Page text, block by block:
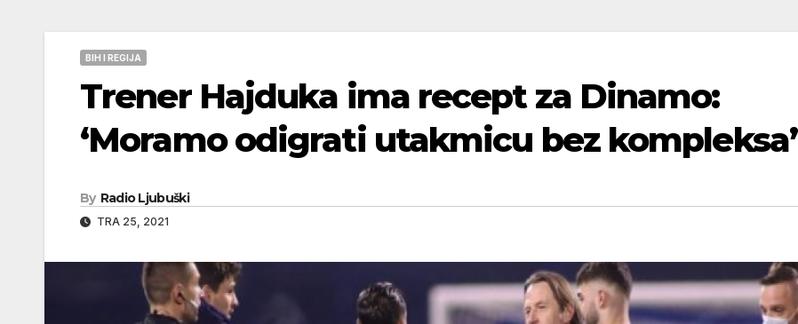
BIH I REGIJA
Trener Hajduka ima recept za Dinamo:
‘Moramo odigrati utakmicu bez kompleksa’
By Radio Ljubuški
TRA 25, 2021